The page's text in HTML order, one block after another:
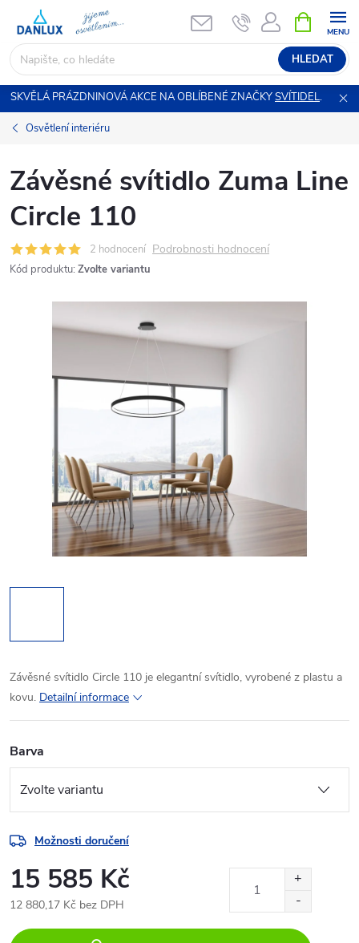
obsah
HLEDAT
NÁKUPNÍ
KOŠÍK
SKVĚLÁ PRÁZDNINOVÁ AKCE NA OBLÍBENÉ ZNAČKYSVÍTIDEL.
Osvětlení interiéru
Závěsné svítidlo Zuma Line
Circle 110
2 hodnocení Podrobnosti hodnocení
Kód produktu: Zvolte variantu
Závěsné svítidlo Circle 110 je elegantní svítidlo, vyrobené z plastu a
kovu. Detailní informace
Barva
Možnosti doručení
15 585 Kč
12 880,17 Kč bez DPH